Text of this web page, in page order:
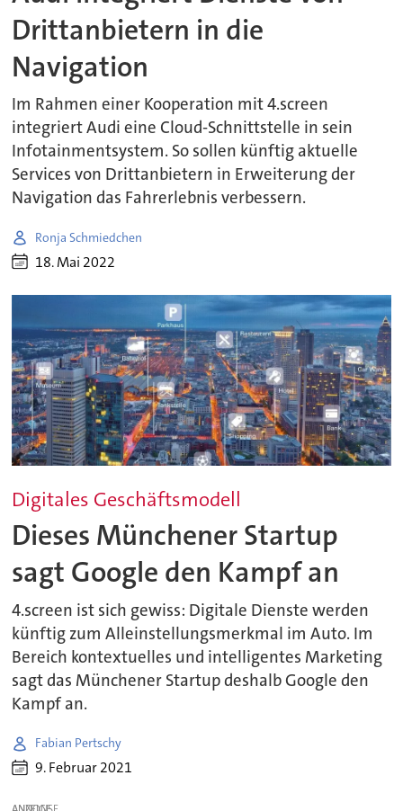
Drittanbietern in die
Navigation
Im Rahmen einer Kooperation mit 4.screen
integriert Audi eine Cloud-Schnittstelle in sein
Infotainmentsystem. So sollen künftig aktuelle
Services von Drittanbietern in Erweiterung der
Navigation das Fahrerlebnis verbessern.
Ronja Schmiedchen
18. Mai 2022
Digitales Geschäftsmodell
Dieses Münchener Startup
sagt Google den Kampf an
4.screen ist sich gewiss: Digitale Dienste werden
künftig zum Alleinstellungsmerkmal im Auto. Im
Bereich kontextuelles und intelligentes Marketing
sagt das Münchener Startup deshalb Google den
Kampf an.
Fabian Pertschy
9. Februar 2021